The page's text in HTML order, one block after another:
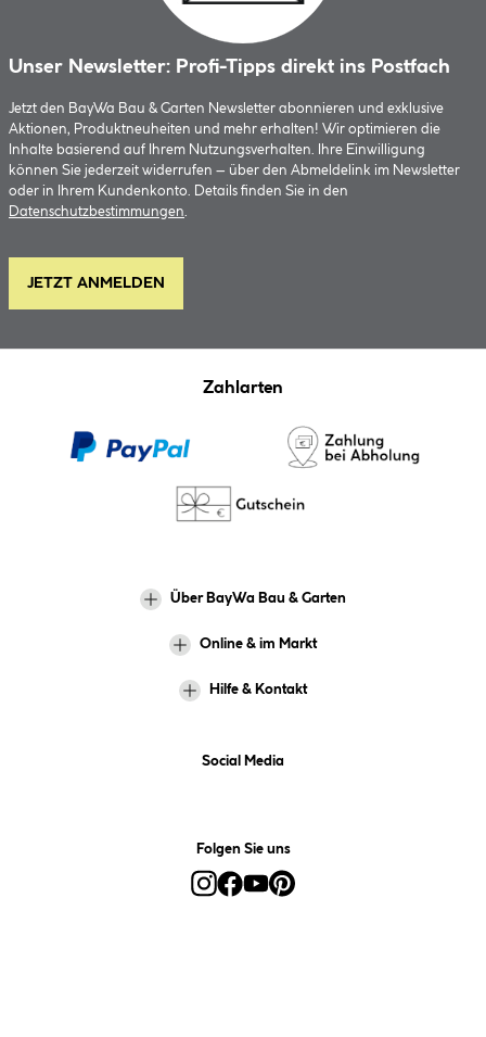
Unser Newsletter: Profi-Tipps direkt ins Postfach
Jetzt den BayWa Bau & Garten Newsletter abonnieren und exklusive
Aktionen, Produktneuheiten und mehr erhalten! Wir optimieren die
Inhalte basierend auf Ihrem Nutzungsverhalten. Ihre Einwilligung
können Sie jederzeit widerrufen – über den Abmeldelink im Newsletter
oder in Ihrem Kundenkonto. Details finden Sie in den
Datenschutzbestimmungen.
JETZT ANMELDEN
Zahlarten
Über BayWa Bau & Garten
Online & im Markt
Hilfe & Kontakt
Social Media
Folgen Sie uns